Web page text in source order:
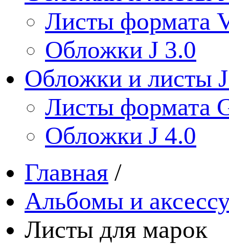
Листы формата
Обложки J 3.0
Обложки и листы
Листы формата
Обложки J 4.0
Главная /
Альбомы и
Листы для марок